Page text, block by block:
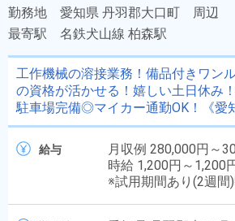
勤務地 愛知県 丹羽郡大口町 周辺
最寄駅 名鉄犬山線 柏森駅
工作機械の溶接業務！備品付きワン
の資格が活かせる！嬉しい土日休み
駐車場完備◎マイカー通勤OK！《愛
給与
月収例 280,000円～
時給 1,200円～1,200
※試用期間あり(2週間